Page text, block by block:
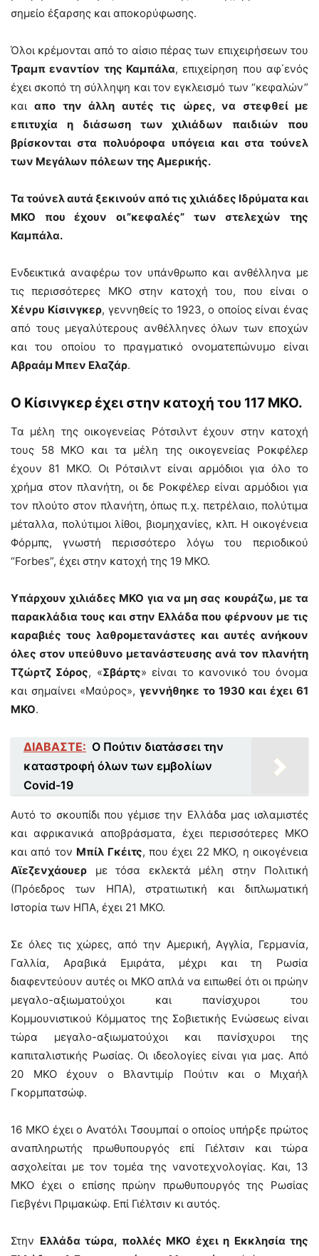
σημείο έξαρσης και αποκορύφωσης.
Όλοι κρέμονται από το αίσιο πέρας των επιχειρήσεων του
Τραμπ εναντίον της Καμπάλα, επιχείρηση που αφ΄ενός
έχει σκοπό τη σύλληψη και τον εγκλεισμό των “κεφαλών”
καιαπο την άλλη αυτές τις ώρες, να στεφθεί με
επιτυχία η διάσωση των χιλιάδων παιδιών που
βρίσκονται στα πολυόροφα υπόγεια και στα τούνελ
των Μεγάλων πόλεων της Αμερικής.
Τα τούνελ αυτά ξεκινούν από τις χιλιάδες Ιδρύματα και
ΜΚΟ που έχουν οι”κεφαλές” των στελεχών της
Καμπάλα.
Ενδεικτικά αναφέρω τον υπάνθρωπο και ανθέλληνα με
τις περισσότερες ΜΚΟ στην κατοχή του, που είναι ο
Χένρυ Κίσινγκερ, γεννηθείς το 1923, ο οποίος είναι ένας
από τους μεγαλύτερους ανθέλληνες όλων των εποχών
και του οποίου το πραγματικό ονοματεπώνυμο είναι
Αβραάμ Μπεν Ελαζάρ.
Ο Κίσινγκερ έχει στην κατοχή του 117 ΜΚΟ.
Τα μέλη της οικογενείας Ρότσιλντ έχουν στην κατοχή
τους 58 ΜΚΟ και τα μέλη της οικογενείας Ροκφέλερ
έχουν 81 ΜΚΟ. Οι Ρότσιλντ είναι αρμόδιοι για όλο το
χρήμα στον πλανήτη, οι δε Ροκφέλερ είναι αρμόδιοι για
τον πλούτο στον πλανήτη, όπως π.χ. πετρέλαιο, πολύτιμα
μέταλλα, πολύτιμοι λίθοι, βιομηχανίες, κλπ. Η οικογένεια
Φόρμπς, γνωστή περισσότερο λόγω του περιοδικού
“Forbes”, έχει στην κατοχή της 19 ΜΚΟ.
Υπάρχουν χιλιάδες ΜΚΟ για να μη σας κουράζω, με τα
παρακλάδια τους και στην Ελλάδα που φέρνουν με τις
καραβιές τους λαθρομετανάστες και αυτές ανήκουν
όλες στον υπεύθυνο μετανάστευσης ανά τον πλανήτη
Τζώρτζ Σόρος, «Σβάρτς» είναι το κανονικό του όνομα
και σημαίνει «Μαύρος», γεννήθηκε το 1930 και έχει 61
ΜΚΟ.
ΔΙΑΒΑΣΤΕ: Ο Πούτιν διατάσσει την
καταστροφή όλων των εμβολίων
Covid-19
Αυτό το σκουπίδι που γέμισε την Ελλάδα μας ισλαμιστές
και αφρικανικά αποβράσματα, έχει περισσότερες ΜΚΟ
και από τον Μπίλ Γκέιτς, που έχει 22 ΜΚΟ, η οικογένεια
Αϊεζενχάουερ με τόσα εκλεκτά μέλη στην Πολιτική
(Πρόεδρος των ΗΠΑ), στρατιωτική και διπλωματική
Ιστορία των ΗΠΑ, έχει 21 ΜΚΟ.
Σε όλες τις χώρες, από την Αμερική, Αγγλία, Γερμανία,
Γαλλία, Αραβικά Εμιράτα, μέχρι και τη Ρωσία
διαφεντεύουν αυτές οι ΜΚΟ απλά να ειπωθεί ότι οι πρώην
μεγαλο-αξιωματούχοι και πανίσχυροι του
Κομμουνιστικού Κόμματος της Σοβιετικής Ενώσεως είναι
τώρα μεγαλο-αξιωματούχοι και πανίσχυροι της
καπιταλιστικής Ρωσίας. Οι ιδεολογίες είναι για μας. Από
20 ΜΚΟ έχουν ο Βλαντιμίρ Πούτιν και ο Μιχαήλ
Γκορμπατσώφ.
16 ΜΚΟ έχει ο Ανατόλι Τσουμπαί ο οποίος υπήρξε πρώτος
αναπληρωτής πρωθυπουργός επί Γιέλτσιν και τώρα
ασχολείται με τον τομέα της νανοτεχνολογίας. Και, 13
ΜΚΟ έχει ο επίσης πρώην πρωθυπουργός της Ρωσίας
Γιεβγένι Πριμακώφ. Επί Γιέλτσιν κι αυτός.
Στην Ελλάδα τώρα, πολλές ΜΚΟ έχει η Εκκλησία της